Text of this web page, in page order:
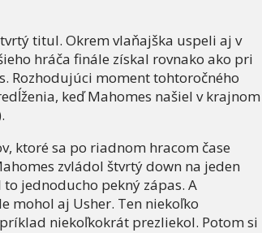
titul. Okrem vlaňajška uspeli aj v
hráča finále získal rovnako ako pri
Rozhodujúci moment tohtoročného
keď Mahomes našiel v krajnom
ktoré sa po riadnom hracom čase
zvládol štvrtý down na jeden
jednoducho pekný zápas. A
mohol aj Usher. Ten niekoľko
niekoľkokrát prezliekol. Potom si